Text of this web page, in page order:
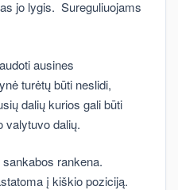
jo lygis. Sureguliuojams
ausines
turėtų būti neslidi,
dalių kurios gali būti
valytuvo dalių.
rankena.
į kiškio poziciją.